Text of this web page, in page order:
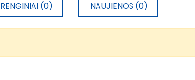
RENGINIAI (0) NAUJIENOS (0)